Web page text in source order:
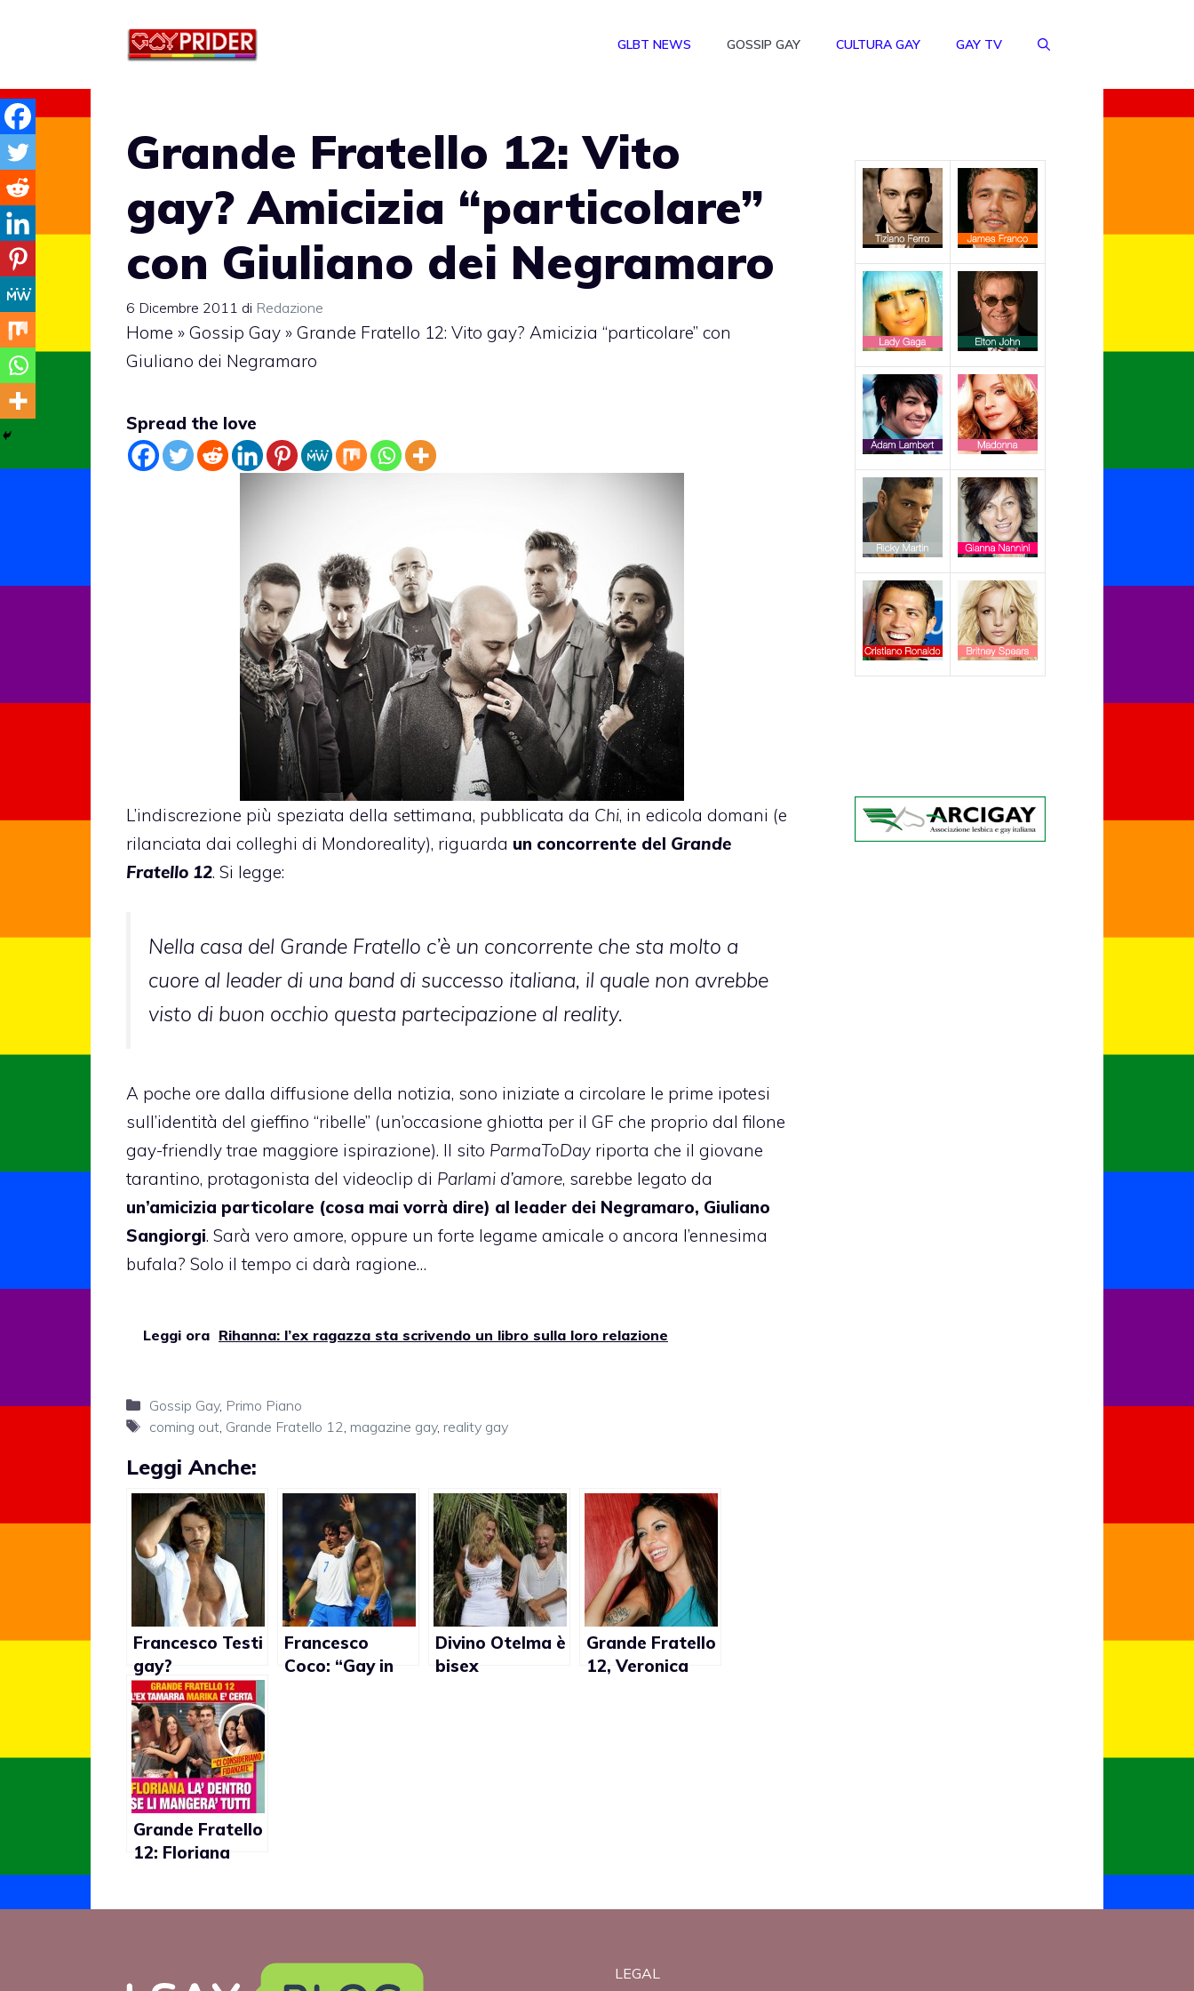
GLBT NEWS GOSSIP GAY CULTURA GAY GAY TV
Grande Fratello 12: Vito
gay? Amicizia “particolare”
con Giuliano dei Negramaro
6 Dicembre 2011 di Redazione
Home » Gossip Gay » Grande Fratello 12: Vito gay? Amicizia “particolare” con
Giuliano dei Negramaro
Spread the love
L’indiscrezione più speziata della settimana, pubblicata da Chi, in edicola domani (e
rilanciata dai colleghi di Mondoreality), riguarda un concorrente del Grande
Fratello 12. Si legge:
Nella casa del Grande Fratello c’è un concorrente che sta molto a
cuore al leader di una band di successo italiana, il quale non avrebbe
visto di buon occhio questa partecipazione al reality.
A poche ore dalla diffusione della notizia, sono iniziate a circolare le prime ipotesi
sull’identità del gieffino “ribelle” (un’occasione ghiotta per il GF che proprio dal filone
gay-friendly trae maggiore ispirazione). Il sito ParmaToDay riporta che il giovane
tarantino, protagonista del videoclip di Parlami d’amore, sarebbe legato da
un’amicizia particolare (cosa mai vorrà dire) al leader dei Negramaro, Giuliano
Sangiorgi. Sarà vero amore, oppure un forte legame amicale o ancora l’ennesima
bufala? Solo il tempo ci darà ragione…
Leggi ora Rihanna: l’ex ragazza sta scrivendo un libro sulla loro relazione
Categorie
Gossip Gay, Primo Piano
Tag
coming out, Grande Fratello 12 magazine gay, reality gay
Leggi Anche:
Francesco Testi
gay?
Profondamente
legato ad
Alberto Tarallo
secondo la
Ferilli
Francesco
Coco: “Gay in
Divino Otelma è
bisex
Grande Fratello
12, Veronica
Grande Fratello
12: Floriana
LEGAL